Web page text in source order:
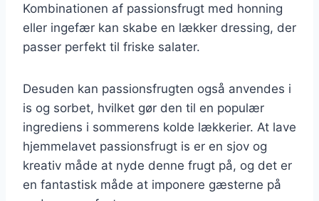
Kombinationen af passionsfrugt med honning
eller ingefær kan skabe en lækker dressing, der
passer perfekt til friske salater.
Desuden kan passionsfrugten også anvendes i
is og sorbet, hvilket gør den til en populær
ingrediens i sommerens kolde lækkerier. At lave
hjemmelavet passionsfrugt is er en sjov og
kreativ måde at nyde denne frugt på, og det er
en fantastisk måde at imponere gæsterne på